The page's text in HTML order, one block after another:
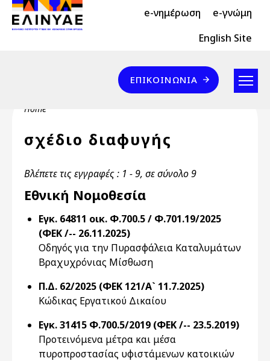
Skip to main content
Header Top 2 e-νημέρωση e-γνώμη
Header Top English Site
Επικοινωνία
ΕΠΙΚΟΙΝΩΝΊΑ
Breadcrumb
Home
σχέδιο διαφυγής
Βλέπετε τις εγγραφές : 1 - 9, σε σύνολο 9
Εθνική Νομοθεσία
Εγκ. 64811 οικ. Φ.700.5 / Φ.701.19/2025
(ΦΕΚ /-- 26.11.2025)
Οδηγός για την Πυρασφάλεια Καταλυμάτων
Βραχυχρόνιας Μίσθωση
Π.Δ. 62/2025 (ΦΕΚ 121/Α` 11.7.2025)
Κώδικας Εργατικού Δικαίου
Εγκ. 31415 Φ.700.5/2019 (ΦΕΚ /-- 23.5.2019)
Προτεινόμενα μέτρα και μέσα
πυροπροστασίας υφιστάμενων κατοικιών